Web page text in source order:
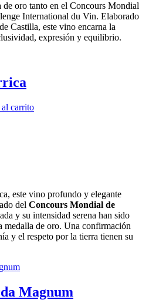
de oro tanto en el Concours Mondial
International du Vin. Elaborado
Castilla, este vino encarna la
expresión y equilibrio.
carrito
este vino profundo y elegante
del Concours Mondial de
y su intensidad serena han sido
medalla de oro. Una confirmación
y el respeto por la tierra tienen su
Magnum